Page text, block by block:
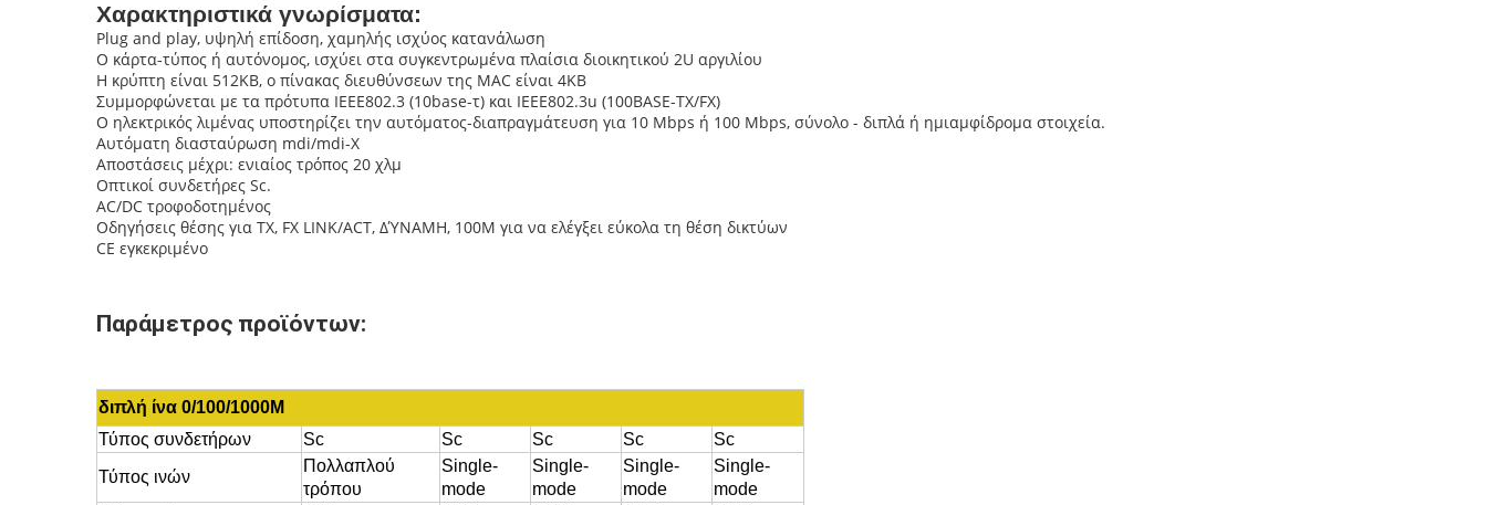
Χαρακτηριστικά γνωρίσματα:
Plug and play, υψηλή επίδοση, χαμηλής ισχύος κατανάλωση
Ο κάρτα-τύπος ή αυτόνομος, ισχύει στα συγκεντρωμένα πλαίσια διοικητικού 2U αργιλίου
Η κρύπτη είναι 512KB, ο πίνακας διευθύνσεων της MAC είναι 4KB
Συμμορφώνεται με τα πρότυπα IEEE802.3 (10base-τ) και IEEE802.3u (100BASE-TX/FX)
Ο ηλεκτρικός λιμένας υποστηρίζει την αυτόματος-διαπραγμάτευση για 10 Mbps ή 100 Mbps, σύνολο - διπλά ή ημιαμφίδρομα στοιχεία.
Αυτόματη διασταύρωση mdi/mdi-Χ
Αποστάσεις μέχρι: ενιαίος τρόπος 20 χλμ
Οπτικοί συνδετήρες Sc.
AC/DC τροφοδοτημένος
Οδηγήσεις θέσης για TX, FX LINK/ACT, ΔΎΝΑΜΗ, 100M για να ελέγξει εύκολα τη θέση δικτύων
CE εγκεκριμένο
Παράμετρος προϊόντων:
διπλή ίνα 0/100/1000M
Τύπος συνδετήρων
Sc Sc Sc Sc
Sc
Τύπος ινών
Πολλαπλού
τρόπου
Single-
mode
Single-
mode
Single-
mode
Single-
mode